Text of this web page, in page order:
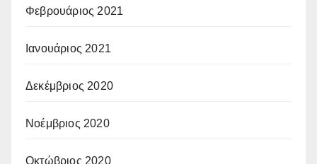
Φεβρουάριος 2021
Ιανουάριος 2021
Δεκέμβριος 2020
Νοέμβριος 2020
Οκτώβριος 2020